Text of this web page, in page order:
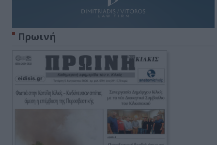
Πρωινή